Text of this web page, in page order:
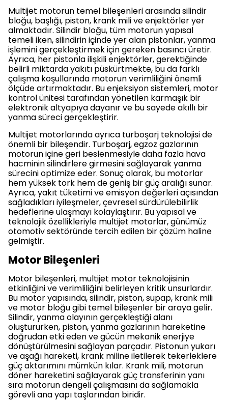
Multijet motorun temel bileşenleri arasında silindir
bloğu, başlığı, piston, krank mili ve enjektörler yer
almaktadır. Silindir bloğu, tüm motorun yapısal
temeli iken, silindirin içinde yer alan pistonlar, yanma
işlemini gerçekleştirmek için gereken basıncı üretir.
Ayrıca, her pistonla ilişkili enjektörler, gerektiğinde
belirli miktarda yakıtı püskürtmekte, bu da farklı
çalışma koşullarında motorun verimliliğini önemli
ölçüde artırmaktadır. Bu enjeksiyon sistemleri, motor
kontrol ünitesi tarafından yönetilen karmaşık bir
elektronik altyapıya dayanır ve bu sayede akıllı bir
yanma süreci gerçekleştirir.
Multijet motorlarında ayrıca turboşarj teknolojisi de
önemli bir bileşendir. Turboşarj, egzoz gazlarının
motorun içine geri beslenmesiyle daha fazla hava
hacminin silindirlere girmesini sağlayarak yanma
sürecini optimize eder. Sonuç olarak, bu motorlar
hem yüksek tork hem de geniş bir güç aralığı sunar.
Ayrıca, yakıt tüketimi ve emisyon değerleri açısından
sağladıkları iyileşmeler, çevresel sürdürülebilirlik
hedeflerine ulaşmayı kolaylaştırır. Bu yapısal ve
teknolojik özellikleriyle multijet motorlar, günümüz
otomotiv sektöründe tercih edilen bir çözüm haline
gelmiştir.
Motor Bileşenleri
Motor bileşenleri, multijet motor teknolojisinin
etkinliğini ve verimliliğini belirleyen kritik unsurlardır.
Bu motor yapısında, silindir, piston, supap, krank mili
ve motor bloğu gibi temel bileşenler bir araya gelir.
Silindir, yanma olayının gerçekleştiği alanı
oluştururken, piston, yanma gazlarının hareketine
doğrudan etki eden ve gücün mekanik enerjiye
dönüştürülmesini sağlayan parçadır. Pistonun yukarı
ve aşağı hareketi, krank miline iletilerek tekerleklere
güç aktarımını mümkün kılar. Krank mili, motorun
döner hareketini sağlayarak güç transferinin yanı
sıra motorun dengeli çalışmasını da sağlamakla
görevli ana yapı taşlarından biridir.